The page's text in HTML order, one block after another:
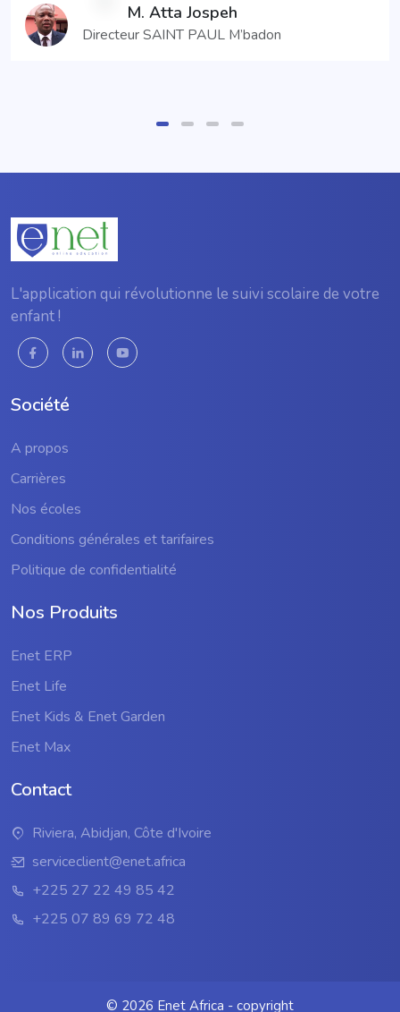
M. Atta Jospeh
Directeur SAINT PAUL M’badon
L'application qui révolutionne le suivi scolaire de votre
enfant !
Société
A propos
Carrières
Nos écoles
Conditions générales et tarifaires
Politique de confidentialité
Nos Produits
Enet ERP
Enet Life
Enet Kids & Enet Garden
Enet Max
Contact
Riviera, Abidjan, Côte d'Ivoire
serviceclient@enet.africa
+225 27 22 49 85 42
+225 07 89 69 72 48
© 2026 Enet Africa - copyright